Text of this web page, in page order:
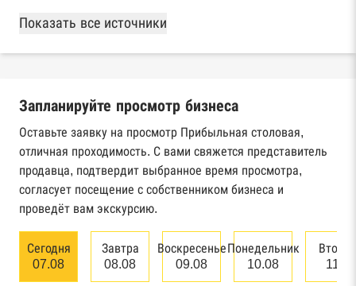
База Росстата
Реестры ЕГРЮЛ и ЕГРИП Федеральной
Реестр государственных контрактов
Федерального казначейства
Картотека арбитражных дел Высшего
арбитражного суда
банкротстве юридических лиц
Единый федеральный реестр сведений о
Показать все источники
Запланируйте просмотр бизнеса
Оставьте заявку на просмотр Прибыльная столовая,
отличная проходимость. С вами свяжется представитель
продавца, подтвердит выбранное время просмотра,
согласует посещение с собственником бизнеса и
проведёт вам экскурсию.
Сегодня
07.08
Завтра
08.08
Воскресенье
09.08
Понедельник
10.08
11.08